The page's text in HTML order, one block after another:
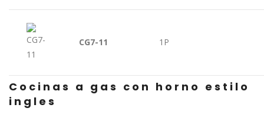
CG7-11 1P
Cocinas a gas con horno estilo
ingles